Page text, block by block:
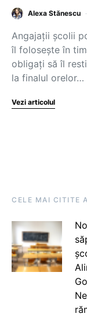
Alexa Stănescu
Angajații școlii
îl folosește în
obligați să îl
la finalul orelor…
Vezi articolul
CELE MAI CITITE